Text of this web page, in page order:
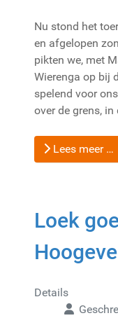
Nu stond het
en afgelopen
pikten we, met
Wierenga op bij
spelend voor
over de grens, in
Lees meer …
Loek
Details